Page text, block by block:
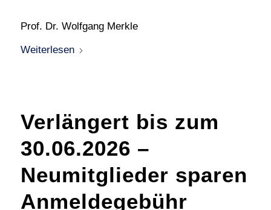
Prof. Dr. Wolfgang Merkle
Weiterlesen
Verlängert bis zum
30.06.2026 –
Neumitglieder sparen
Anmeldegebühr